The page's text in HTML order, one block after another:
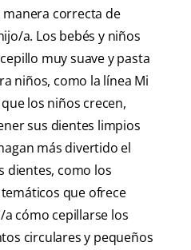
correcta de
a. Los bebés y niños
muy suave y pasta
niños, como la línea Mi
los niños crecen,
sus dientes limpios
más divertido el
dientes, como los
que ofrece
cómo cepillarse los
circulares y pequeños